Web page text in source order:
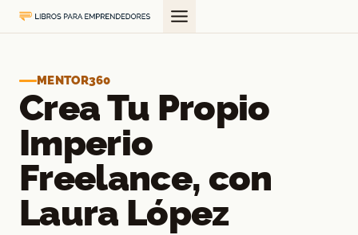
Saltar
al
MENTOR360
Crea Tu Propio
Imperio
Freelance, con
Laura López